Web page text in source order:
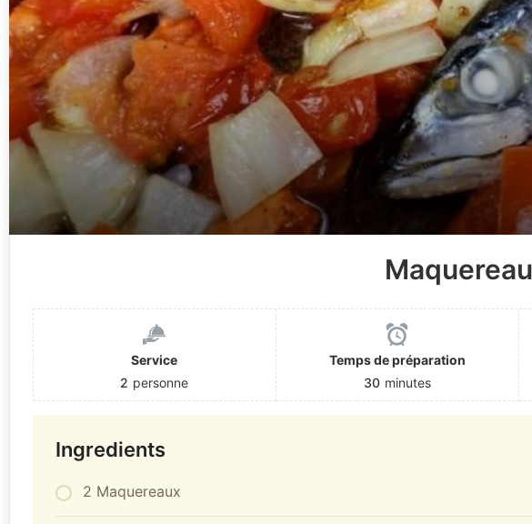
Service
2 personne
Temps de préparation
30 minutes
Ingredients
2 Maquereaux